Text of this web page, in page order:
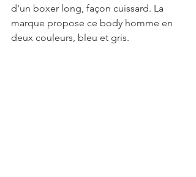
d'un boxer long, façon cuissard. La
marque propose ce body homme en
deux couleurs, bleu et gris.